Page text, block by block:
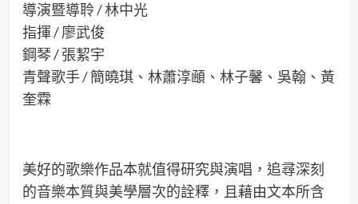
導演暨導聆 / 林中光
指揮 / 廖武俊
鋼琴 / 張絜宇
青聲歌手 / 簡曉琪、林蕭淳顄、林子馨、吳翰、黃
奎霖
美好的歌樂作品本就值得研究與演唱，追尋深刻
的音樂本質與美學層次的詮釋，且藉由文本所含